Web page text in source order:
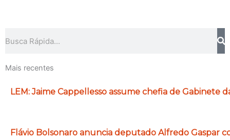
Mais recentes
LEM: Jaime Cappellesso assume chefia de
Flávio Bolsonaro anuncia deputado Alfredo Gaspar